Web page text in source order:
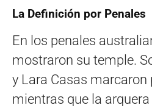
La Definición por Penales
En los penales
mostraron su temple.
y Lara Casas marcaron
mientras que la